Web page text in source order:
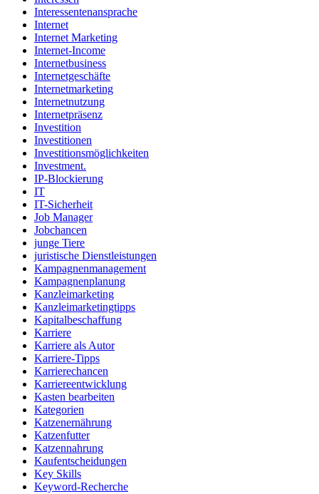
Interessentenansprache
Internet
Internet Marketing
Internet-Income
Internetbusiness
Internetgeschäfte
Internetmarketing
Internetnutzung
Internetpräsenz
Investition
Investitionen
Investitionsmöglichkeiten
Investment.
IP-Blockierung
IT
IT-Sicherheit
Job Manager
Jobchancen
junge Tiere
juristische Dienstleistungen
Kampagnenmanagement
Kampagnenplanung
Kanzleimarketing
Kanzleimarketingtipps
Kapitalbeschaffung
Karriere
Karriere als Autor
Karriere-Tipps
Karrierechancen
Karriereentwicklung
Kasten bearbeiten
Kategorien
Katzenernährung
Katzenfutter
Katzennahrung
Kaufentscheidungen
Key Skills
Keyword-Recherche